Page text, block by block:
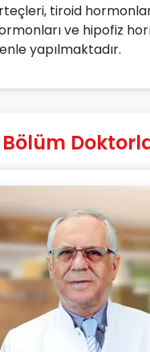
tiroid
ve hipofiz
yapılmaktadır.
Bölüm